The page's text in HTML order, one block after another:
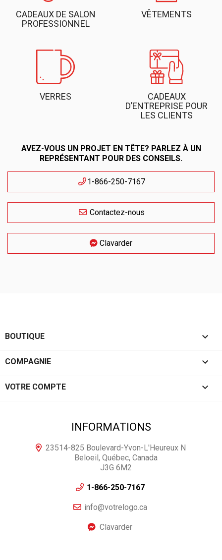
CADEAUX DE SALON
PROFESSIONNEL
VÊTEMENTS
VERRES
CADEAUX
D’ENTREPRISE POUR
LES CLIENTS
AVEZ-VOUS UN PROJET EN TÊTE? PARLEZ À UN
REPRÉSENTANT POUR DES CONSEILS.
1-866-250-7167
Contactez-nous
Clavarder
BOUTIQUE 
COMPAGNIE 
VOTRE COMPTE 
INFORMATIONS
23514-825 Boulevard-Yvon-L'Heureux N
Beloeil, Québec, Canada
J3G 6M2
1-866-250-7167
info@votrelogo.ca
Clavarder